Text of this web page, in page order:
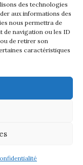
des technologies
aux informations des
nous permettra de
de navigation ou les ID
de retirer son
caractéristiques